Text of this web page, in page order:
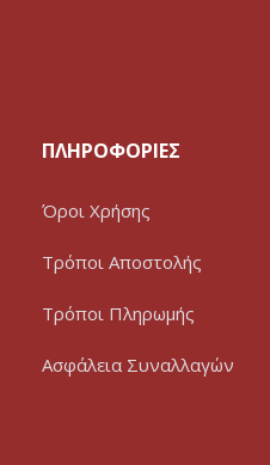
ΠΛΗΡΟΦΟΡΙΕΣ
Όροι Χρήσης
Τρόποι Αποστολής
Τρόποι Πληρωμής
Ασφάλεια Συναλλαγών